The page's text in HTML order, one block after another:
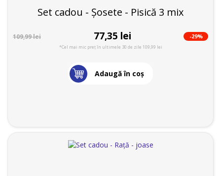
Set cadou - Șosete - Pisică 3 mix
109,99 lei 77,35 lei -29%
*Cel mai mic preț în ultimele 30 de zile 109,99 lei
Adaugă în coş